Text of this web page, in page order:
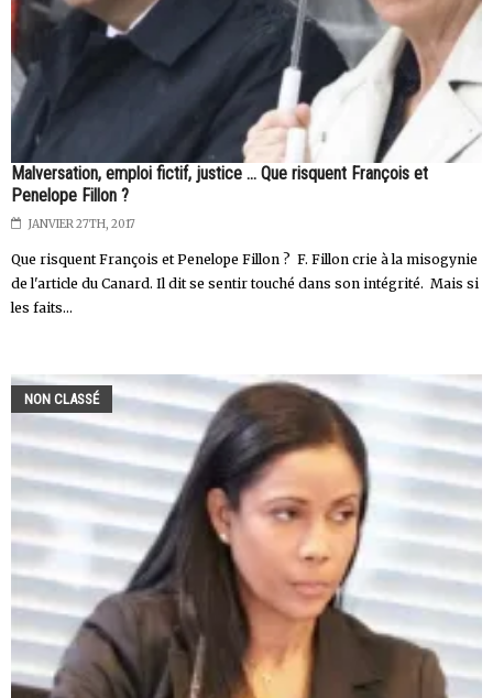
Malversation, emploi fictif, justice ... Que risquent François et
Penelope Fillon ?
JANVIER 27TH, 2017
Que risquent François et Penelope Fillon ? F. Fillon crie à la misogynie
de l'article du Canard. Il dit se sentir touché dans son intégrité. Mais si
les faits...
NON CLASSÉ